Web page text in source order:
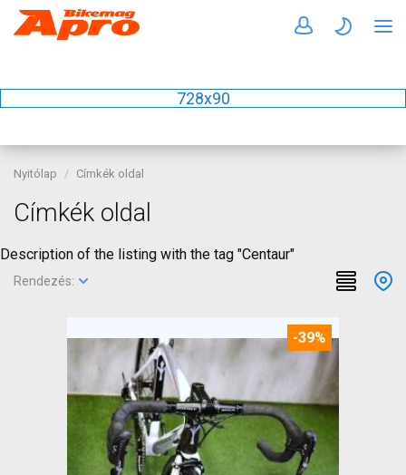
728x90
Nyitólap Címkék oldal
Címkék oldal
Description of the listing with the tag "Centaur"
Rendezés:
-39%